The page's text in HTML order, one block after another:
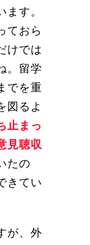
す。
ておら
けでは
。留学
でを重
図るよ
止まっ
見聴収
たの
きてい
が、外